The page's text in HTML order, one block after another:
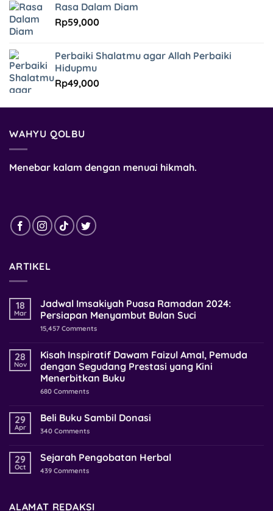
Rasa Dalam Diam
Rp59,000
Perbaiki Shalatmu agar Allah Perbaiki
Hidupmu
Rp49,000
WAHYU QOLBU
Menebar kalam dengan menuai hikmah.
ARTIKEL
18
Mar
Jadwal Imsakiyah Puasa Ramadan 2024:
Persiapan Menyambut Bulan Suci
15,457 Comments
28
Nov
Kisah Inspiratif Dawam Faizul Amal, Pemuda
dengan Segudang Prestasi yang Kini
Menerbitkan Buku
680 Comments
29
Apr
Beli Buku Sambil Donasi
340 Comments
29
Oct
Sejarah Pengobatan Herbal
439 Comments
ALAMAT REDAKSI